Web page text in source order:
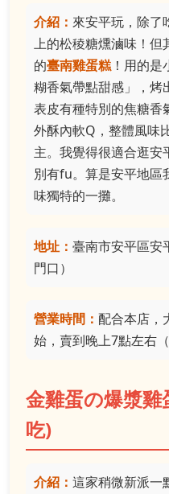
介紹： 來安平玩，除了
上的松稜糖燻滷味！但
的臺南雞蛋糕！用的是
糊香氣帶點甜感」，烤
表皮有種特別的焦糖香
外酥內軟Q，整體風味
主。我覺得很適合逛安
別有fu。算是安平地區
味獨特的一攤。
地址： 臺南市安平區安
門口）
營業時間： 配合本店，
始，賣到晚上7點左右
金雞蛋の爆漿雞
吃)
介紹： 這家稍微新派一